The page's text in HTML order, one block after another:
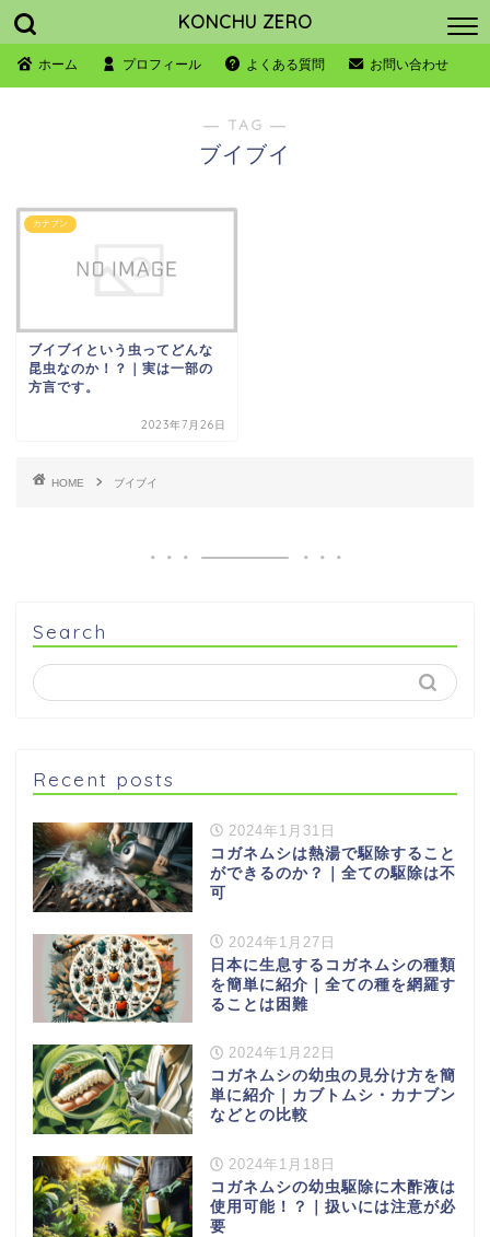
KONCHU ZERO
ホーム プロフィール よくある質問 お問い合わせ
― TAG ―
ブイブイ
カナブン
ブイブイという虫ってどんな
昆虫なのか！？｜実は一部の
方言です。
2023年7月26日
HOME ブイブイ
Search
Recent posts
2024年1月31日
コガネムシは熱湯で駆除すること
ができるのか？｜全ての駆除は不
可
2024年1月27日
日本に生息するコガネムシの種類
を簡単に紹介｜全ての種を網羅す
ることは困難
2024年1月22日
コガネムシの幼虫の見分け方を簡
単に紹介｜カブトムシ・カナブン
などとの比較
2024年1月18日
コガネムシの幼虫駆除に木酢液は
使用可能！？｜扱いには注意が必
要